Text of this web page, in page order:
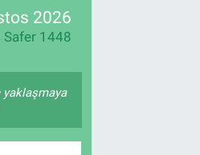
2026
Safer 1448
yaklaşmaya